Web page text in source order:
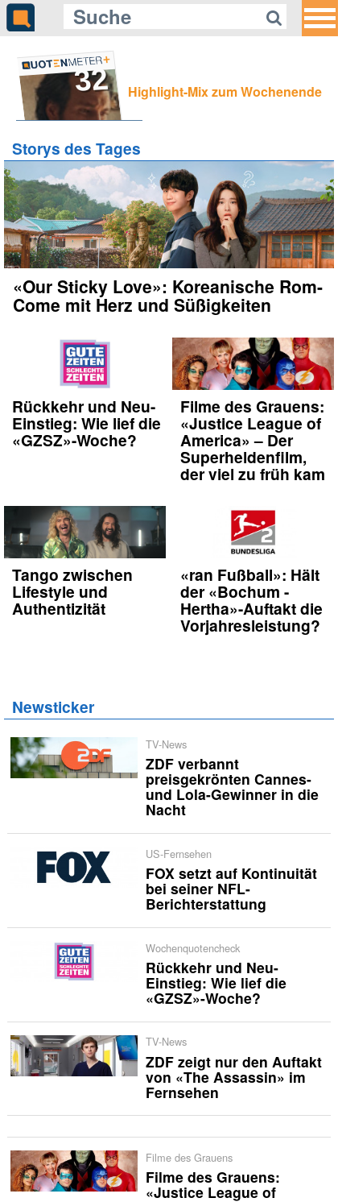
32 Highlight-Mix zum Wochenende
Storys des Tages
«Our Sticky Love»: Koreanische Rom-
Come mit Herz und Süßigkeiten
Rückkehr und Neu-
Einstieg: Wie lief die
«GZSZ»-Woche?
Filme des Grauens:
«Justice League of
America» – Der
Superheldenfilm,
der viel zu früh kam
Tango zwischen
Lifestyle und
Authentizität
«ran Fußball»: Hält
der «Bochum -
Hertha»-Auftakt die
Vorjahresleistung?
Newsticker
TV-News
ZDF verbannt
preisgekrönten Cannes-
und Lola-Gewinner in die
Nacht
US-Fernsehen
FOX setzt auf Kontinuität
bei seiner NFL-
Berichterstattung
Wochenquotencheck
Rückkehr und Neu-
Einstieg: Wie lief die
«GZSZ»-Woche?
TV-News
ZDF zeigt nur den Auftakt
von «The Assassin» im
Fernsehen
Filme des Grauens
Filme des Grauens:
«Justice League of